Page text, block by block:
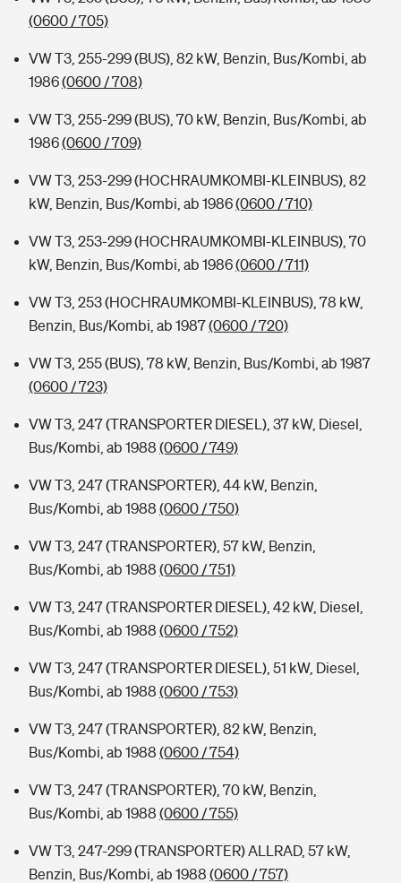
(0600 / 705)
VW T3, 255-299 (BUS), 82 kW, Benzin, Bus/Kombi, ab
1986(0600 / 708)
VW T3, 255-299 (BUS), 70 kW, Benzin, Bus/Kombi, ab
1986(0600 / 709)
VW T3, 253-299 (HOCHRAUMKOMBI-KLEINBUS), 82
kW, Benzin, Bus/Kombi, ab 1986(0600 / 710)
VW T3, 253-299 (HOCHRAUMKOMBI-KLEINBUS), 70
kW, Benzin, Bus/Kombi, ab 1986(0600 / 711)
VW T3, 253 (HOCHRAUMKOMBI-KLEINBUS), 78 kW,
Benzin, Bus/Kombi, ab 1987(0600 / 720)
VW T3, 255 (BUS), 78 kW, Benzin, Bus/Kombi, ab 1987
(0600 / 723)
VW T3, 247 (TRANSPORTER DIESEL), 37 kW, Diesel,
Bus/Kombi, ab 1988 (0600 / 749)
VW T3, 247 (TRANSPORTER), 44 kW, Benzin,
Bus/Kombi, ab 1988 (0600 / 750)
VW T3, 247 (TRANSPORTER), 57 kW, Benzin,
Bus/Kombi, ab 1988 (0600 / 751)
VW T3, 247 (TRANSPORTER DIESEL), 42 kW, Diesel,
Bus/Kombi, ab 1988 (0600 / 752)
VW T3, 247 (TRANSPORTER DIESEL), 51 kW, Diesel,
Bus/Kombi, ab 1988 (0600 / 753)
VW T3, 247 (TRANSPORTER), 82 kW, Benzin,
Bus/Kombi, ab 1988 (0600 / 754)
VW T3, 247 (TRANSPORTER), 70 kW, Benzin,
Bus/Kombi, ab 1988 (0600 / 755)
VW T3, 247-299 (TRANSPORTER) ALLRAD, 57 kW,
Benzin, Bus/Kombi, ab 1988 (0600 / 757)